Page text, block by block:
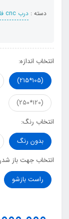
دسته : درب cnc فلزی یک لنگه
انتخاب اندازه:
(105*215)
(120*250)
انتخاب رنگ:
بدون رنگ
انتخاب جهت باز
راست بازشو